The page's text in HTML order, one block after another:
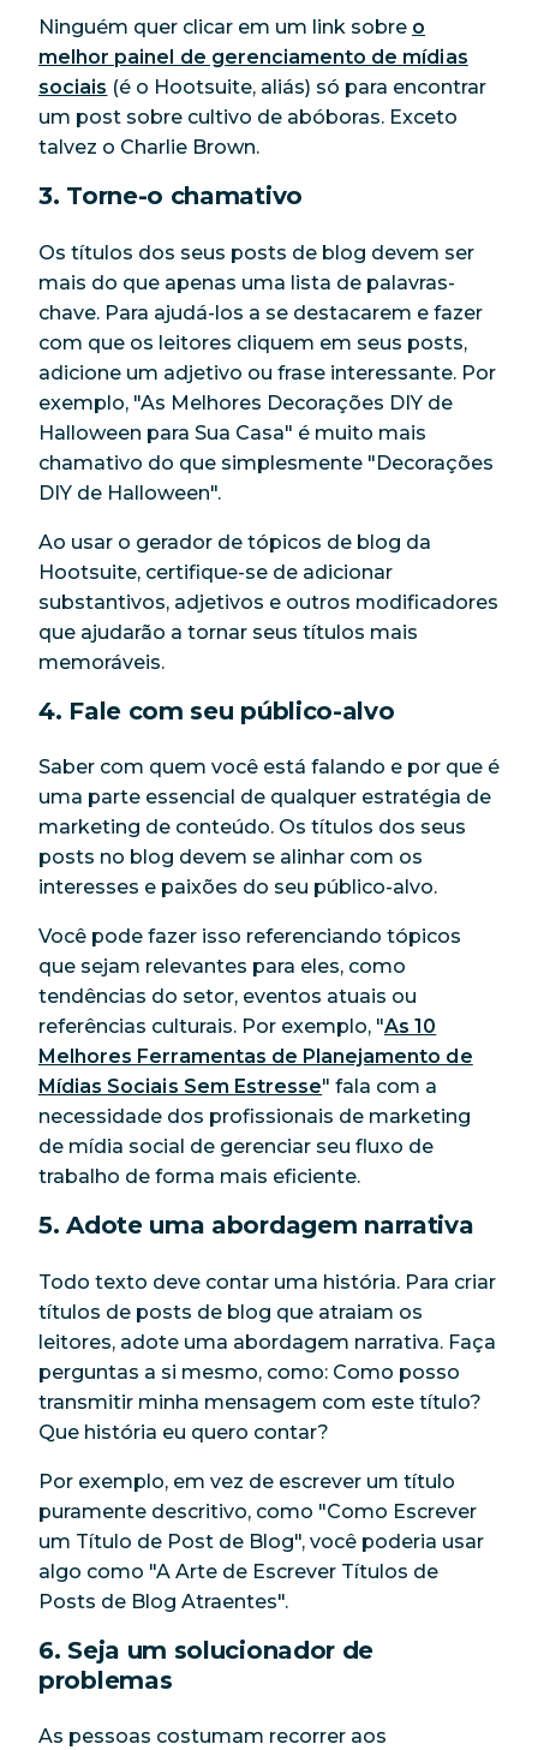
Ninguém quer clicar em um link sobre o
melhor painel de gerenciamento de mídias
sociais (é o Hootsuite, aliás) só para encontrar
um post sobre cultivo de abóboras. Exceto
talvez o Charlie Brown.
3. Torne-o chamativo
Os títulos dos seus posts de blog devem ser
mais do que apenas uma lista de palavras-
chave. Para ajudá-los a se destacarem e fazer
com que os leitores cliquem em seus posts,
adicione um adjetivo ou frase interessante. Por
exemplo, "As Melhores Decorações DIY de
Halloween para Sua Casa" é muito mais
chamativo do que simplesmente "Decorações
DIY de Halloween".
Ao usar o gerador de tópicos de blog da
Hootsuite, certifique-se de adicionar
substantivos, adjetivos e outros modificadores
que ajudarão a tornar seus títulos mais
memoráveis.
4. Fale com seu público-alvo
Saber com quem você está falando e por que é
uma parte essencial de qualquer estratégia de
marketing de conteúdo. Os títulos dos seus
posts no blog devem se alinhar com os
interesses e paixões do seu público-alvo.
Você pode fazer isso referenciando tópicos
que sejam relevantes para eles, como
tendências do setor, eventos atuais ou
referências culturais. Por exemplo, "As 10
Melhores Ferramentas de Planejamento de
Mídias Sociais Sem Estresse" fala com a
necessidade dos profissionais de marketing
de mídia social de gerenciar seu fluxo de
trabalho de forma mais eficiente.
5. Adote uma abordagem narrativa
Todo texto deve contar uma história. Para criar
títulos de posts de blog que atraiam os
leitores, adote uma abordagem narrativa. Faça
perguntas a si mesmo, como: Como posso
transmitir minha mensagem com este título?
Que história eu quero contar?
Por exemplo, em vez de escrever um título
puramente descritivo, como "Como Escrever
um Título de Post de Blog", você poderia usar
algo como "A Arte de Escrever Títulos de
Posts de Blog Atraentes".
6. Seja um solucionador de
problemas
As pessoas costumam recorrer aos